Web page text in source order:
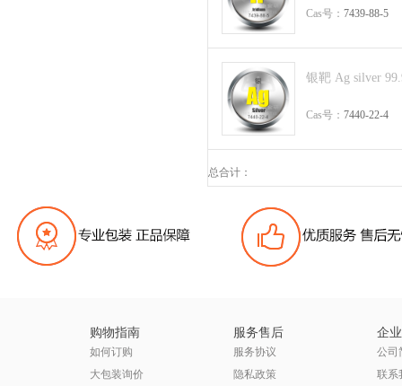
Cas号： 7439-88-5
银靶 Ag silver
Cas号： 7440-22-4
总合计：
购物指南
如何订购
大包装询价
服务售后
服务协议
隐私政策
企
公司
联系